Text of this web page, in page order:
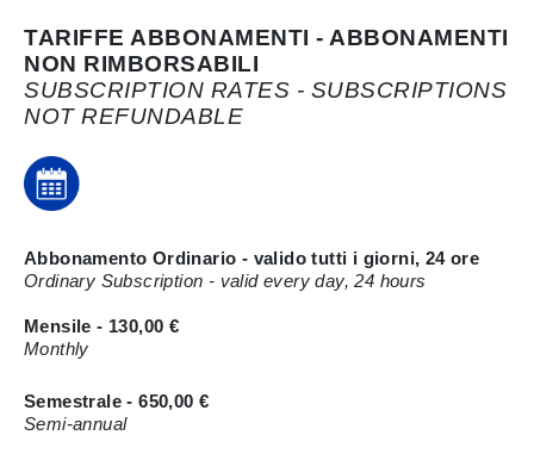
TARIFFE ABBONAMENTI - ABBONAMENTI
NON RIMBORSABILI
SUBSCRIPTION RATES - SUBSCRIPTIONS
NOT REFUNDABLE
Abbonamento Ordinario - valido tutti i giorni, 24 ore
Ordinary Subscription - valid every day, 24 hours
Mensile - 130,00 €
Monthly
Semestrale - 650,00 €
Semi-annual